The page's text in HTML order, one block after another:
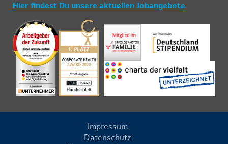
Hier findest Du unsere aktuellen Jobangebote
Impressum
Datenschutz